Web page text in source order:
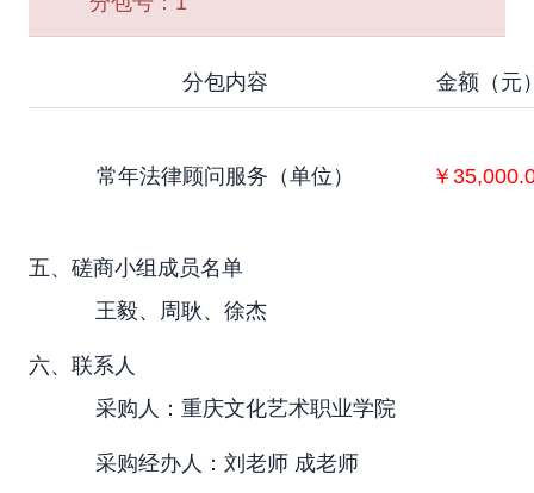
分包内容 金额（元
常年法律顾问服务（单位） ￥
五、磋商小组成员名单
王毅、周耿、徐杰
六、联系人
采购人：重庆文化艺术职业学院
采购经办人：刘老师 成老师